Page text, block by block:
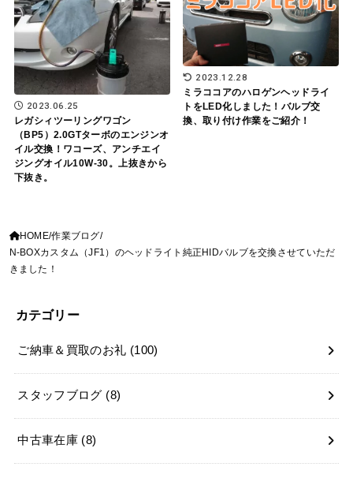
2023.06.25
レガシィツーリングワゴン
（BP5）2.0GTターボのエンジンオ
イル交換！ワコーズ、アンチエイ
ジングオイル10W-30。上抜きから
下抜き。
2023.12.28
ミラココアのハロゲンヘッドライ
トをLED化しました！バルブ交
換、取り付け作業をご紹介！
HOME 作業ブログ
N-BOXカスタム（JF1）のヘッドライト純正HIDバルブを交換させていただ
きました！
カテゴリー
ご納車＆買取のお礼 (100)
スタッフブログ (8)
中古車在庫 (8)